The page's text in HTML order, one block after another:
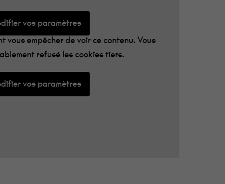
vous empêcher de voir ce contenu. Vous
refusé les cookies tiers.
vos paramètres
vos paramètres